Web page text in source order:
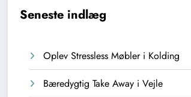
Seneste indlæg
Oplev Stressless Møbler i Kolding
Bæredygtig Take Away i Vejle